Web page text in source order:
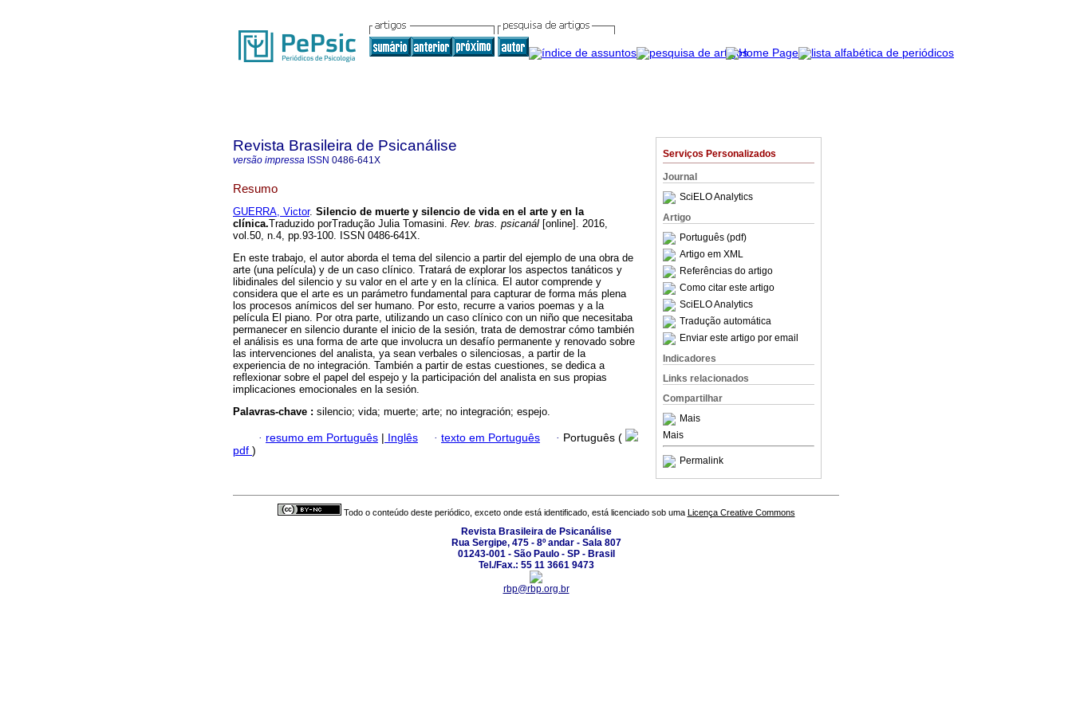
Serviços Personalizados
Journal
SciELO Analytics
Artigo
Português (pdf)
Artigo em XML
Referências do artigo
Como citar este artigo
SciELO Analytics
Tradução automática
Enviar este artigo por email
Indicadores
Links relacionados
Compartilhar
Mais
Mais
Permalink
Revista Brasileira de Psicanálise
versão impressa ISSN 0486-641X
Resumo
GUERRA, Victor. Silencio de muerte y silencio de vida en el arte y en la
clínica.Traduzido porTradução Julia Tomasini. Rev. bras. psicanál [online]. 2016,
vol.50, n.4, pp.93-100. ISSN 0486-641X.
En este trabajo, el autor aborda el tema del silencio a partir del ejemplo de una obra de
arte (una película) y de un caso clínico. Tratará de explorar los aspectos tanáticos y
libidinales del silencio y su valor en el arte y en la clínica. El autor comprende y
considera que el arte es un parámetro fundamental para capturar de forma más plena
los procesos anímicos del ser humano. Por esto, recurre a varios poemas y a la
película El piano. Por otra parte, utilizando un caso clínico con un niño que necesitaba
permanecer en silencio durante el inicio de la sesión, trata de demostrar cómo también
el análisis es una forma de arte que involucra un desafío permanente y renovado sobre
las intervenciones del analista, ya sean verbales o silenciosas, a partir de la
experiencia de no integración. También a partir de estas cuestiones, se dedica a
reflexionar sobre el papel del espejo y la participación del analista en sus propias
implicaciones emocionales en la sesión.
Palavras-chave : silencio; vida; muerte; arte; no integración; espejo.
· resumo em Português | Inglês · texto em Português · Português (
pdf )
Todo o conteúdo deste periódico, exceto onde está identificado, está licenciado sob uma Licença Creative Commons
Revista Brasileira de Psicanálise
Rua Sergipe, 475 - 8º andar - Sala 807
01243-001 - São Paulo - SP - Brasil
Tel./Fax.: 55 11 3661 9473
rbp@rbp.org.br